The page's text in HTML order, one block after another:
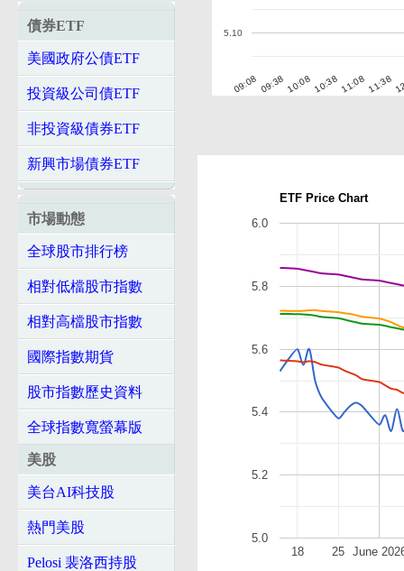
債券ETF
美國政府公債ETF
投資級公司債ETF
非投資級債券ETF
新興市場債券ETF
市場動態
全球股市排行榜
相對低檔股市指數
相對高檔股市指數
國際指數期貨
股市指數歷史資料
全球指數寬螢幕版
美股
美台AI科技股
熱門美股
Pelosi 裴洛西持股
09:08 09:38 10:08 10:38 11:08 11:38
5.10
ETF Price Chart
June
18 25
5.0
5.2
5.4
5.6
5.8
6.0